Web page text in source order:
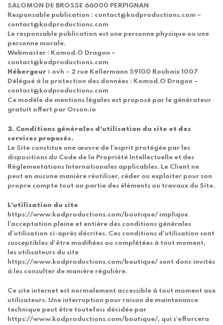
SALOMON DE BROSSE 66000 PERPIGNAN
Responsable publication : contact@kodproductions.com –
contact@kodproductions.com
Le responsable publication est une personne physique ou une
personne morale.
Webmaster : Komod.O Dragon –
contact@kodproductions.com
Hébergeur : ovh – 2 rue Kellermann 59100 Roubaix 1007
Délégué à la protection des données : Komod.O Dragon –
contact@kodproductions.com
Ce modèle de mentions légales est proposé par le générateur
gratuit offert par Orson.io
2. Conditions générales d’utilisation du site et des
services proposés.
Le Site constitue une œuvre de l’esprit protégée par les
dispositions du Code de la Propriété Intellectuelle et des
Réglementations Internationales applicables. Le Client ne
peut en aucune manière réutiliser, céder ou exploiter pour son
propre compte tout ou partie des éléments ou travaux du Site.
L’utilisation du site
https://www.kodproductions.com/boutique/ implique
l’acceptation pleine et entière des conditions générales
d’utilisation ci-après décrites. Ces conditions d’utilisation sont
susceptibles d’être modifiées ou complétées à tout moment,
les utilisateurs du site
https://www.kodproductions.com/boutique/ sont donc invités
à les consulter de manière régulière.
Ce site internet est normalement accessible à tout moment aux
utilisateurs. Une interruption pour raison de maintenance
technique peut être toutefois décidée par
https://www.kodproductions.com/boutique/, qui s’efforcera